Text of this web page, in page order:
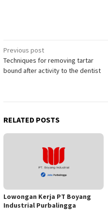
Post
navigation
Previous post
Techniques for removing tartar
bound after activity to the dentist
RELATED POSTS
Lowongan Kerja PT Boyang
Industrial Purbalingga